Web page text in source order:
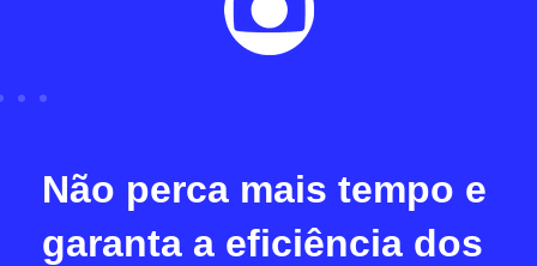
Não perca mais tempo e
garanta a eficiência dos